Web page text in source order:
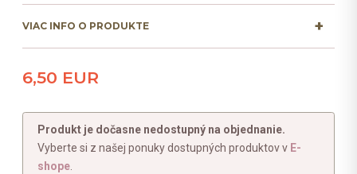
VIAC INFO O PRODUKTE
6,50 EUR
Produkt je dočasne nedostupný na objednanie.
Vyberte si z našej ponuky dostupných produktov v E-
shope.